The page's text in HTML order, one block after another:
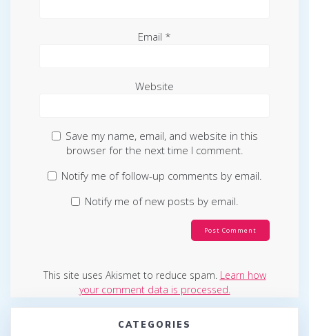
Email *
Website
Save my name, email, and website in this
browser for the next time I comment.
Notify me of follow-up comments by email.
Notify me of new posts by email.
This site uses Akismet to reduce spam. Learn how
your comment data is processed.
CATEGORIES